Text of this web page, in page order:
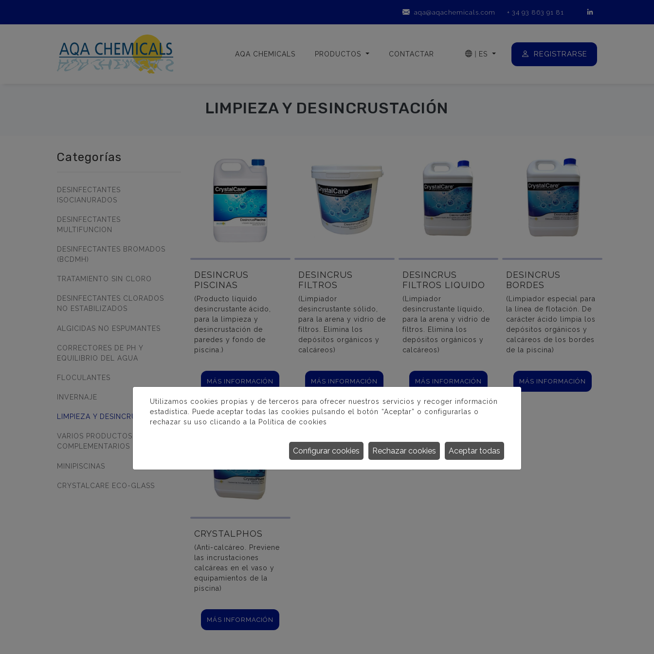
aqa@aqachemicals.com + 34 93 863 91 81
AQA CHEMICALS PRODUCTOS CONTACTAR ES REGISTRARSE
LIMPIEZA Y DESINCRUSTACIÓN
Categorías
DESINFECTANTES
ISOCIANURADOS
DESINFECTANTES
MULTIFUNCION
DESINFECTANTES BROMADOS
(BCDMH)
TRATAMIENTO SIN CLORO
DESINFECTANTES CLORADOS
NO ESTABILIZADOS
ALGICIDAS NO ESPUMANTES
CORRECTORES DE PH Y
EQUILIBRIO DEL AGUA
FLOCULANTES
INVERNAJE
LIMPIEZA Y DESINCRUSTACIÓN
VARIOS PRODUCTOS
COMPLEMENTARIOS
MINIPISCINAS
CRYSTALCARE ECO-GLASS
DESINCRUS
PISCINAS
(Producto líquido
desincrustante ácido,
para la limpieza y
desincrustación de
paredes y fondo de
piscina.)
MÁS INFORMACIÓN
DESINCRUS
FILTROS
(Limpiador
desincrustante sólido,
para la arena y vidrio de
filtros. Elimina los
depósitos orgánicos y
calcáreos)
MÁS INFORMACIÓN
DESINCRUS
FILTROS LIQUIDO
(Limpiador
desincrustante líquido,
para la arena y vidrio de
filtros. Elimina los
depósitos orgánicos y
calcáreos)
MÁS INFORMACIÓN
DESINCRUS
BORDES
(Limpiador especial para
la línea de flotación. De
carácter ácido limpia los
depósitos orgánicos y
calcáreos de los bordes
de la piscina)
MÁS INFORMACIÓN
CRYSTALPHOS
(Anti-calcáreo. Previene
las incrustaciones
calcáreas en el vaso y
equipamientos de la
piscina)
MÁS INFORMACIÓN
Utilizamos cookies propias y de terceros para ofrecer nuestros servicios y recoger información
estadística. Puede aceptar todas las cookies pulsando el botón “Aceptar” o configurarlas o
rechazar su uso clicando a la Política de cookies
Aceptar todas
Rechazar cookies
Configurar cookies